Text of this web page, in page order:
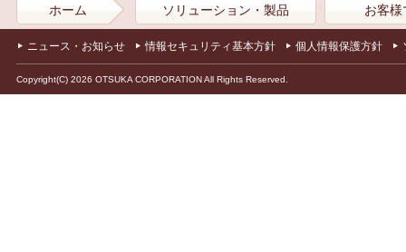
ホーム ソリューション・製品 お客様
ニュース・お知らせ 情報セキュリティ基本方針 個人情報保護方針
Copyright(C) 2026 OTSUKA CORPORATION All Rights Reserved.